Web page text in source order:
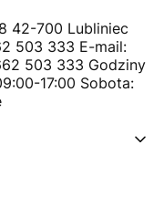
42-700 Lubliniec
503 333 E-mail:
503 333 Godziny
17:00 Sobota: